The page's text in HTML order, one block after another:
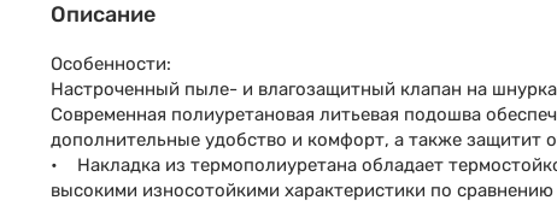
Описание
Особенности:
Настроченный пыле- и влагозащитный клапан на
Современная полиуретановая литьевая подошва
дополнительные удобство и комфорт, а также защитит
• Накладка из термополиуретана обладает
высокими износотойкими характеристики по